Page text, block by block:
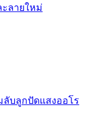
ลายใหม่
ลับลูกปัดแสงออโร